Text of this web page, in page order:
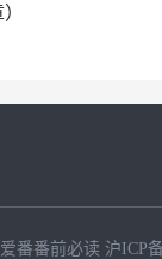
番番前必读 沪ICP